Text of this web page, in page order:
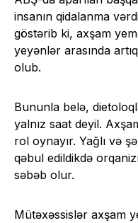
insanın qidalanma
göstərib ki, axşam
yeyənlər arasında
olub.
Bununla belə,
yalnız saat deyil.
rol oynayır. Yağlı və
qəbul edildikdə
səbəb olur.
Mütəxəssislər axşam